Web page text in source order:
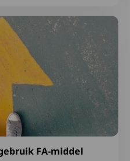
FA-middel
gepast gebruik FA-